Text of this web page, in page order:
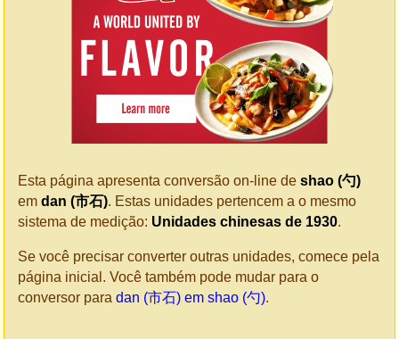
Esta página apresenta conversão on-line de shao (勺)
em dan (市石). Estas unidades pertencem a o mesmo
sistema de medição: Unidades chinesas de 1930.
Se você precisar converter outras unidades, comece pela
página inicial. Você também pode mudar para o
conversor para dan (市石) em shao (勺).